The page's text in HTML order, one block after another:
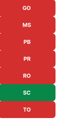
GO
MS
PB
PR
RO
SC
TO